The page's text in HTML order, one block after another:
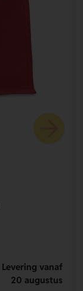
Levering vanaf
20 augustus